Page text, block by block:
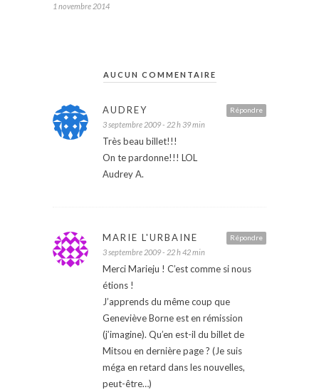
1 novembre 2014
AUCUN COMMENTAIRE
Répondre
AUDREY
3 septembre 2009 - 22 h 39 min
Très beau billet!!!
On te pardonne!!! LOL
Audrey A.
Répondre
MARIE L'URBAINE
3 septembre 2009 - 22 h 42 min
Merci Marieju ! C’est comme si nous
étions !
J’apprends du même coup que
Geneviève Borne est en rémission
(j’imagine). Qu’en est-il du billet de
Mitsou en dernière page ? (Je suis
méga en retard dans les nouvelles,
peut-être…)